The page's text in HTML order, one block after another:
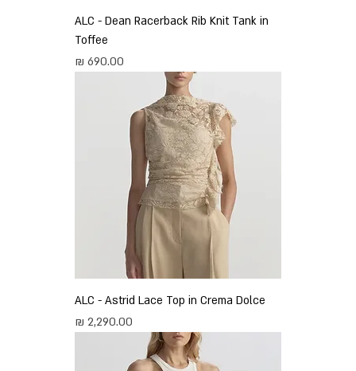
ALC - Dean Racerback Rib Knit Tank in
Toffee
מחיר
ALC - Astrid Lace Top in Crema Dolce
מחיר